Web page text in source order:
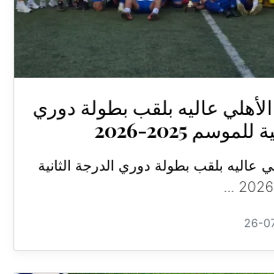
الأهلي عاليه بلقب بطولة دوري
2025-2026
عاليه بلقب بطولة دوري الدرجة الثانية
26-